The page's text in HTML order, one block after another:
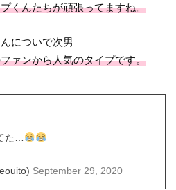
くんたちが頑張ってますね。
についで次男
ァンから人気のタイプです。
た…
September 29, 2020